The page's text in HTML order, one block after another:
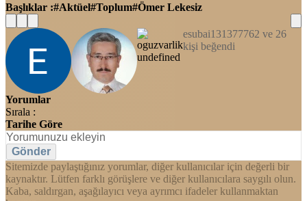
Başlıklar : Aktüel Toplum Ömer Lekesiz
esubai131377762 ve 26
kişi beğendi
Yorumlar
Sırala :
Tarihe Göre
Gönder
Sitemizde paylaştığınız yorumlar, diğer kullanıcılar için değerli bir
kaynaktır. Lütfen farklı görüşlere ve diğer kullanıcılara saygılı olun.
Kaba, saldırgan, aşağılayıcı veya ayrımcı ifadeler kullanmaktan